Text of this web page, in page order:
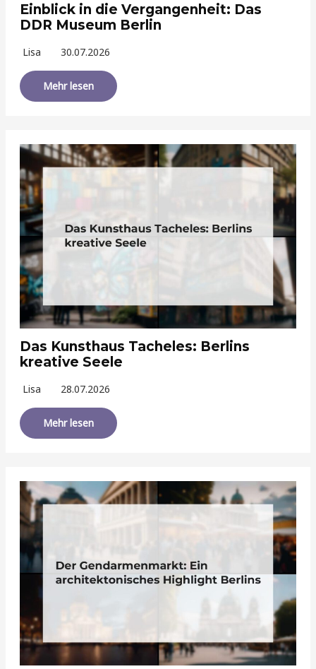
Einblick in die Vergangenheit: Das
DDR Museum Berlin
Lisa 30.07.2026
Mehr lesen
Das Kunsthaus Tacheles: Berlins
kreative Seele
Lisa 28.07.2026
Mehr lesen